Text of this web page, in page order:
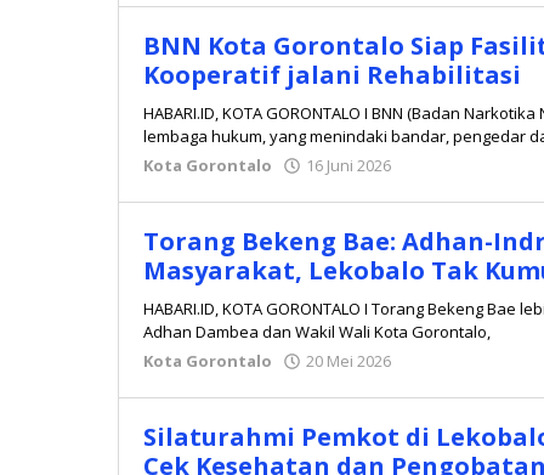
BNN Kota Gorontalo Siap
Kooperatif jalani Rehabilitasi
HABARI.ID, KOTA GORONTALO I BNN (Badan
lembaga hukum, yang menindaki bandar, pengedar
Kota Gorontalo
16 Juni 2026
Torang Bekeng Bae: Adhan-
Masyarakat, Lekobalo Tak
HABARI.ID, KOTA GORONTALO I Torang Bekeng
Adhan Dambea dan Wakil Wali Kota Gorontalo,
Kota Gorontalo
20 Mei 2026
Silaturahmi Pemkot di
Cek Kesehatan dan